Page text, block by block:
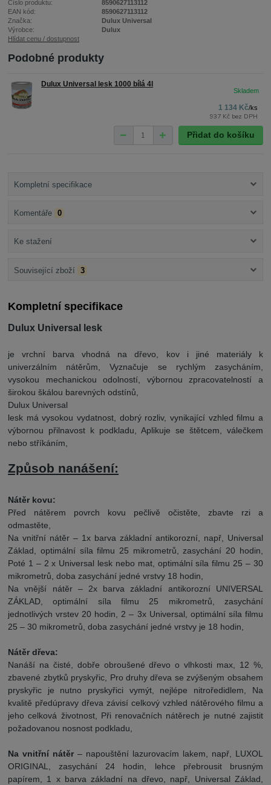
Číslo produktu:
8590627113112
EAN kód:
8590627113112
Značka:
Dulux Universal
Výrobce:
Dulux
Hlídat cenu / dostupnost
Podobné produkty
Dulux Universal lesk 1000 bílá 4l
1 134 Kč/ks
937 Kč bez DPH
Přidat do košíku
Kompletní specifikace
Komentáře 0
Ke stažení
Související zboží 3
Kompletní specifikace
Dulux Universal lesk
je vrchní barva vhodná na dřevo, kov i jiné materiály k
univerzálním nátěrům, Vyznačuje se rychlým zasycháním,
vysokou mechanickou odolností, výbornou zpracovatelností a
širokou škálou barevných odstínů,
Dulux Universal
lesk má vysokou vydatnost, dobrý rozliv, vynikající vzhled filmu a
výbornou přilnavost k podkladu, Aplikuje se štětcem, válečkem
nebo stříkáním,
Způsob nanášení:
Nátěr kovu:
Před nátěrem povrch kovu pečlivě očistěte, zbavte rzi a
odmastěte,
Na vnitřní nátěr – 1x barva základní antikorozní, např, Universal
Základ, optimální síla filmu 25 mikrometrů, zasychání 20 hodin,
Poté 1 – 2 x Universal lesk nebo mat, optimální síla filmu 25 – 30
mikrometrů, doba zasychání jedné vrstvy 18 hodin,
Na vnější nátěr – 2x barva základní antikorozní UNIVERSAL
ZÁKLAD, optimální síla filmu 25 mikrometrů, zasychání
jednotlivých vrstev 20 hodin, 2 – 3x Universal, optimální síla filmu
25 – 30 mikrometrů, doba zasychání jedné vrstvy je 18 hodin,
Nátěr dřeva:
Nanáší na čisté, dobře obroušené dřevo o vlhkosti max, 12 %,
zbavené zbytků pryskyřic, Pro druhy dřeva se zvýšeným obsahem
pryskyřic je nutno pryskyřici vymýt, nejlépe nitroředidlem, Na
kvalitě předúpravy dřeva závisí celkový vzhled nátěrového filmu a
jeho celková životnost, Při renovačních nátěrech je nutné zajistit
požadovanou nosnost podkladu,
Na vnitřní nátěr – napouštění lazurovacím lakem, např, LUXOL
ORIGINAL, zasychání 24 hodin, lehce přebrousit brusným
papírem, 1 x barva základní na dřevo, např, Universal Základ,